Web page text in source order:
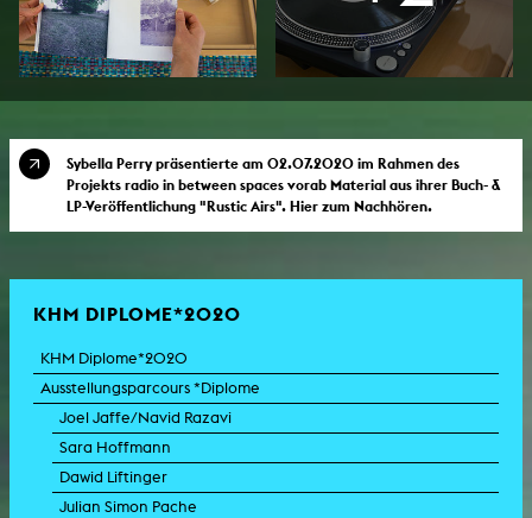
Sybella Perry präsentierte am 02.07.2020 im Rahmen des
Projekts radio in between spaces vorab Material aus ihrer Buch- &
LP-Veröffentlichung "Rustic Airs". Hier zum Nachhören.
KHM DIPLOME*2020
KHM Diplome*2020
Ausstellungsparcours *Diplome
Joel Jaffe/Navid Razavi
Sara Hoffmann
Dawid Liftinger
Julian Simon Pache